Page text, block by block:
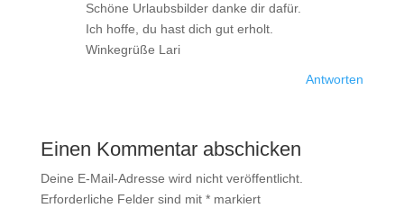
Schöne Urlaubsbilder danke dir dafür.
Ich hoffe, du hast dich gut erholt.
Winkegrüße Lari
Antworten
Einen Kommentar abschicken
Deine E-Mail-Adresse wird nicht veröffentlicht.
Erforderliche Felder sind mit *markiert